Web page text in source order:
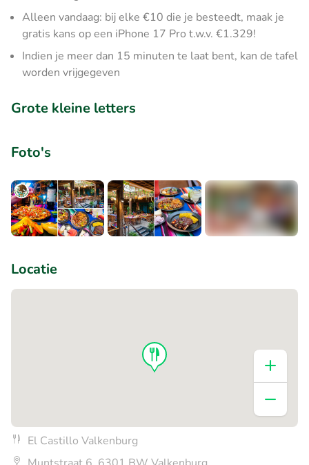
Alleen vandaag: bij elke €10 die je besteedt, maak je
gratis kans op een iPhone 17 Pro t.w.v. €1.329!
Indien je meer dan 15 minuten te laat bent, kan de tafel
worden vrijgegeven
Grote kleine letters
Foto's
Locatie
El Castillo Valkenburg